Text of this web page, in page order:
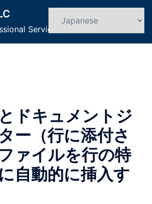
Service
ト
グ
ドキュメントジ
ー（行に添付さ
ァイルを行の特
自動的に挿入す